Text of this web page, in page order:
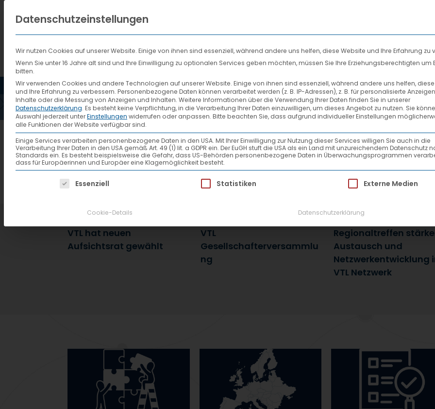
HOME AKTUELLES VTL DIENSTLEISTUNGEN SYSTEMPARTNER
ISO-14001-2015-DE
VTL hat neuen
Aufsichtsrat gewählt
VTL
Gesellschafterversammlu
ng
25. Juni 2026
Regionaltreffen
Austausch und
Netzwerkentwicklung
VTL Netzwerk
Datenschutzeinstellungen
Wir nutzen Cookies auf unserer Website. Einige von ihnen sind essenziell, während andere uns helfen, diese Website und Ihre Erfahrung zu
Wenn Sie unter 16 Jahre alt sind und Ihre Einwilligung zu optionalen Services geben möchten, müssen Sie Ihre Erziehungsberechtigten um
bitten.
Wir verwenden Cookies und andere Technologien auf unserer Website. Einige von ihnen sind essenziell, während andere uns helfen,
und Ihre Erfahrung zu verbessern. Personenbezogene Daten können verarbeitet werden (z. B. IP-Adressen), z. B. für personalisierte
Inhalte oder die Messung von Anzeigen und Inhalten. Weitere Informationen über die Verwendung Ihrer Daten finden Sie in unserer
Datenschutzerklärung. Es besteht keine Verpflichtung, in die Verarbeitung Ihrer Daten einzuwilligen, um dieses Angebot zu nutzen. Sie
Auswahl jederzeit unterEinstellungen widerrufen oder anpassen. Bitte beachten Sie, dass aufgrund individueller Einstellungen
alle Funktionen der Website verfügbar sind.
Einige Services verarbeiten personenbezogene Daten in den USA. Mit Ihrer Einwilligung zur Nutzung dieser Services willigen Sie auch in die
Verarbeitung Ihrer Daten in den USA gemäß Art. 49 (1) lit. a GDPR ein. Der EuGH stuft die USA als ein Land mit unzureichendem Datenschutz
Standards ein. Es besteht beispielsweise die Gefahr, dass US-Behörden personenbezogene Daten in Überwachungsprogrammen
dass für Europäerinnen und Europäer eine Klagemöglichkeit besteht.
Es folgt eine Liste der Service-Gruppen, für die eine Einwilligung erteilt werden
Essenziell Statistiken Externe Medien
Cookie-Details Datenschutzerklärung